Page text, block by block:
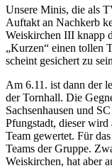
Unsere Minis, die als
Auftakt an Nachkerb
Weiskirchen III knapp
„Kurzen“ einen tollen
scheint gesichert zu
Am 6.11. ist dann der
der Tornhall. Die
Sachsenhausen und
Pfungstadt, dieser
Team gewertet. Für
Teams der Gruppe.
Weiskirchen, hat aber